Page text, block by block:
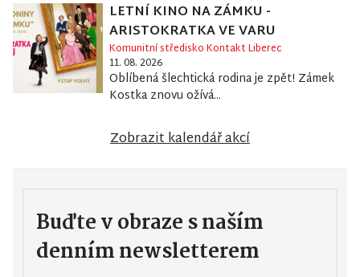
LETNÍ KINO NA ZÁMKU -
ARISTOKRATKA VE VARU
Komunitní středisko Kontakt Liberec
11. 08. 2026
Oblíbená šlechtická rodina je zpět! Zámek
Kostka znovu ožívá...
Zobrazit kalendář akcí
Buďte v obraze s naším
denním newsletterem